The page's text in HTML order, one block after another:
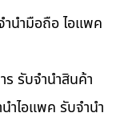
ำนำมือถือ ไอแพค
รับจำนำสินค้า
ำไอแพค รับจำนำ